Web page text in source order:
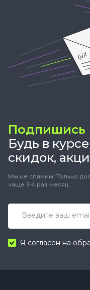
Подпишись
Будь в
скидок,
Мы не спамим! Только
чаще 3-4 раз месяц.
Я согласен на